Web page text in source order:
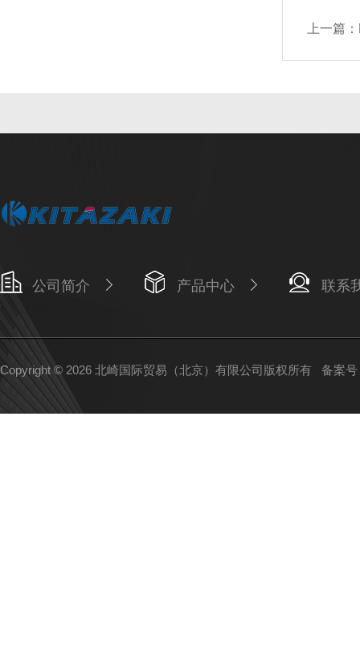
上一篇：
公司简介 产品中心 联系
Copyright © 2026 北崎国际贸易（北京）有限公司版权所有 备案号